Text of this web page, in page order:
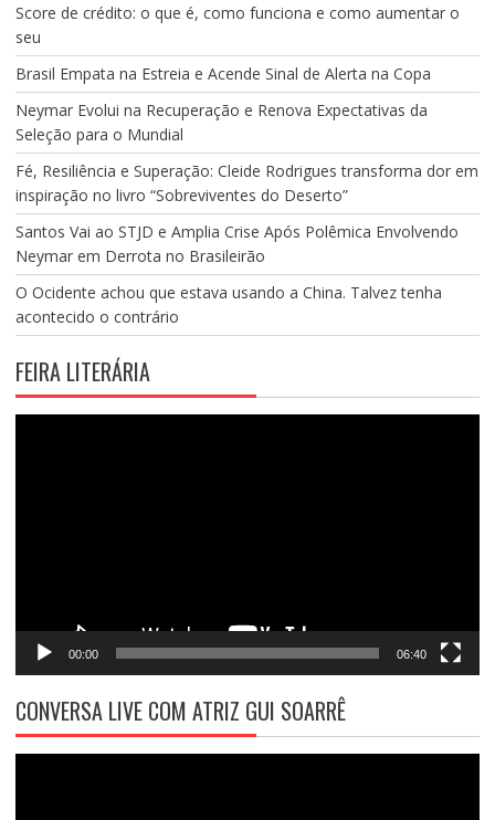
Score de crédito: o que é, como funciona e como aumentar o
seu
Brasil Empata na Estreia e Acende Sinal de Alerta na Copa
Neymar Evolui na Recuperação e Renova Expectativas da
Seleção para o Mundial
Fé, Resiliência e Superação: Cleide Rodrigues transforma dor em
inspiração no livro “Sobreviventes do Deserto”
Santos Vai ao STJD e Amplia Crise Após Polêmica Envolvendo
Neymar em Derrota no Brasileirão
O Ocidente achou que estava usando a China. Talvez tenha
acontecido o contrário
FEIRA LITERÁRIA
00:00 06:40
CONVERSA LIVE COM ATRIZ GUI SOARRÊ